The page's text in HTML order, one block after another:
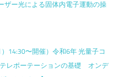
ザー光による固体内電子運動の操
）14:30〜開催）令和6年 光量子コ
レポーテーションの基礎 オンデ